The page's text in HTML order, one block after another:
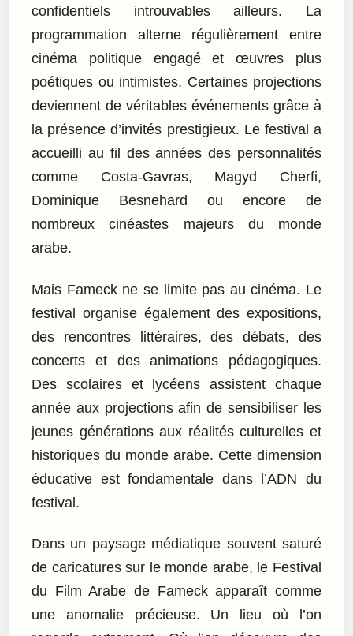
confidentiels introuvables ailleurs. La
programmation alterne régulièrement entre
cinéma politique engagé et œuvres plus
poétiques ou intimistes. Certaines projections
deviennent de véritables événements grâce à
la présence d’invités prestigieux. Le festival a
accueilli au fil des années des personnalités
comme Costa-Gavras, Magyd Cherfi,
Dominique Besnehard ou encore de
nombreux cinéastes majeurs du monde
arabe.
Mais Fameck ne se limite pas au cinéma. Le
festival organise également des expositions,
des rencontres littéraires, des débats, des
concerts et des animations pédagogiques.
Des scolaires et lycéens assistent chaque
année aux projections afin de sensibiliser les
jeunes générations aux réalités culturelles et
historiques du monde arabe. Cette dimension
éducative est fondamentale dans l’ADN du
festival.
Dans un paysage médiatique souvent saturé
de caricatures sur le monde arabe, le Festival
du Film Arabe de Fameck apparaît comme
une anomalie précieuse. Un lieu où l’on